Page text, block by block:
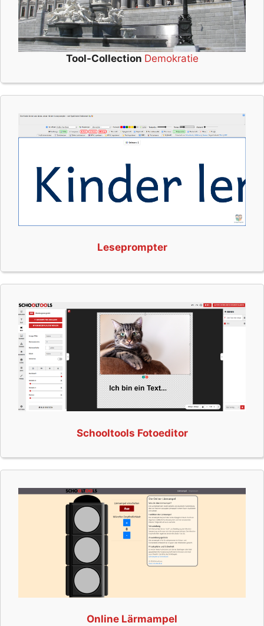
Tool-Collection Demokratie
Leseprompter
Schooltools Fotoeditor
Online Lärmampel